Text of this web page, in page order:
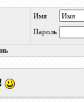
Имя
Пароль